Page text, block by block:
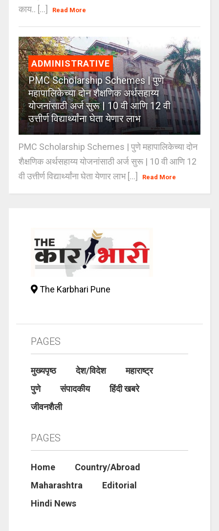
काय.. [...]
Read More
ADMINISTRATIVE
PMC Scholarship Schemes | पुणे
महापालिकेच्या दोन शैक्षणिक अर्थसहाय्य
योजनांसाठी अर्ज सुरू | 10 वी आणि 12 वी
उत्तीर्ण विद्यार्थ्यांना घेता येणार लाभ
PMC Scholarship Schemes | पुणे महापालिकेच्या दोन
शैक्षणिक अर्थसहाय्य योजनांसाठी अर्ज सुरू | 10 वी आणि 12
वी उत्तीर्ण विद्यार्थ्यांना घेता येणार लाभ [...]
Read More
The Karbhari Pune
PAGES
मुख्यपृष्ठ देश/विदेश
महाराष्ट्र
पुणे
संपादकीय
हिंदी खबरे
जीवनशैली
PAGES
Home
Country/Abroad
Maharashtra
Editorial
Hindi News